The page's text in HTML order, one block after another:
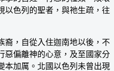
以色列的聖者，與祂生疏，往
，自從入住迦南地以後，不
惡偏離神的心意，及至國家分
本加厲。北國以色列未曾出現